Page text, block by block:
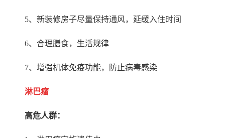
5、新装修房子尽量保持通风，延缓入住时间
6、合理膳食，生活规律
7、增强机体免疫功能，防止病毒感染
淋巴瘤
高危人群：